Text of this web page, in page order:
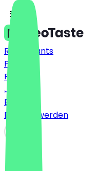
Restaurants
Preise
FAQ
Jobs
Blog
Partner werden